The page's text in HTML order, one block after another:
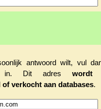
antwoord wilt, vul
in. Dit adres wordt
verkocht aan databases.